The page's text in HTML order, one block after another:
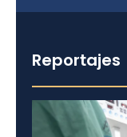
Reportajes